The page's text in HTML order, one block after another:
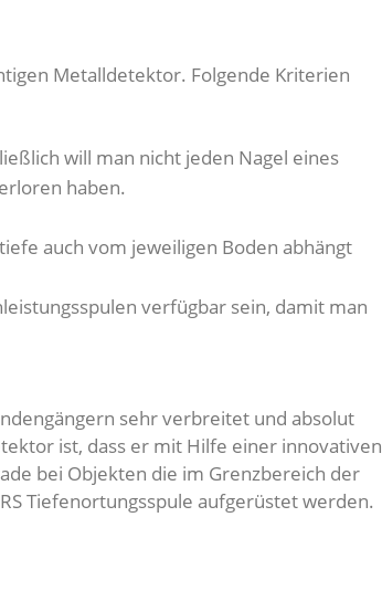
Metalldetektor. Folgende Kriterien
will man nicht jeden Nagel eines
haben.
auch vom jeweiligen Boden abhängt
verfügbar sein, damit man
sehr verbreitet und absolut
ist, dass er mit Hilfe einer innovativen
bei Objekten die im Grenzbereich der
Tiefenortungsspule aufgerüstet werden.